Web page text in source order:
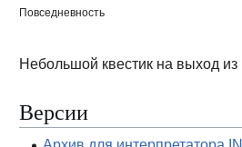
навигации
поиску
Повседневность
Небольшой квестик на выход
Версии